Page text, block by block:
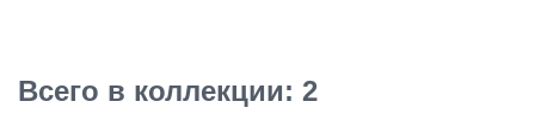
Всего в коллекции: 2